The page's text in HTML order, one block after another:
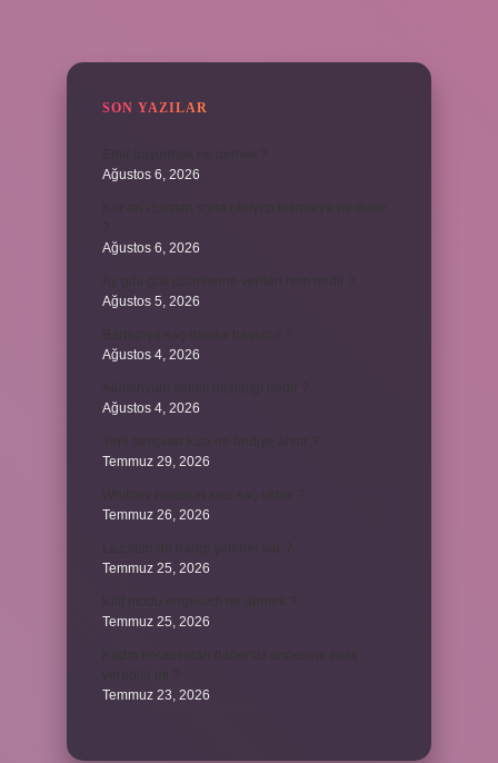
SON YAZILAR
Ağustos 6, 2026
Ağustos 6, 2026
Ağustos 5, 2026
Ağustos 4, 2026
Ağustos 4, 2026
Temmuz 29, 2026
Temmuz 26, 2026
Temmuz 25, 2026
Temmuz 25, 2026
Temmuz 23, 2026